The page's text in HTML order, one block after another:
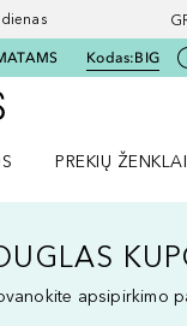
Kodas:BIG
Į Douglas pagrindinį
PREKIŲ ŽENKLAI
apsipirkimo